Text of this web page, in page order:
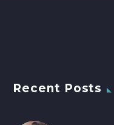
Recent Posts